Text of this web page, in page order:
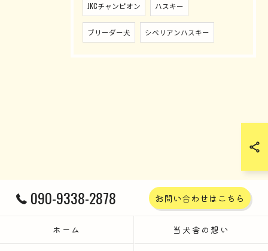
JKCチャンピオン ハスキー
ブリーダー犬 シベリアンハスキー
090-9338-2878 お問い合わせはこちら
ホーム 当犬舎の想い